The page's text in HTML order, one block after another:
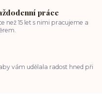
práce
než 15 let s nimi pracujeme a
vám udělala radost hned při